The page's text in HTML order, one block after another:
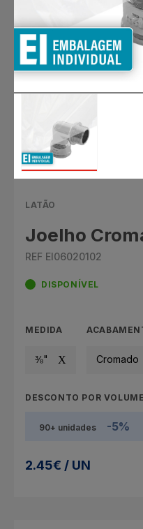
LATÃO
Joelho
REF EI06020102
DISPONÍVEL
MEDIDA
⅜" Cromado
DESCONTO POR VOLUME
90+ unidades -5%
2.45€ / UN